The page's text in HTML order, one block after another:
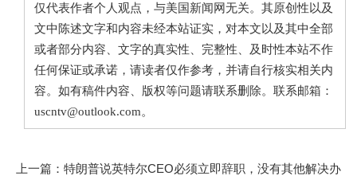
仅代表作者个人观点，与美国新闻网无关。其原创性以及
文中陈述文字和内容未经本站证实，对本文以及其中全部
或者部分内容、文字的真实性、完整性、及时性本站不作
任何保证或承诺，请读者仅作参考，并请自行核实相关内
容。如有稿件内容、版权等问题请联系删除。联系邮箱：
uscntv@outlook.com。
上一篇： 特朗普说英特尔CEO必须立即辞职，没有其他解决办